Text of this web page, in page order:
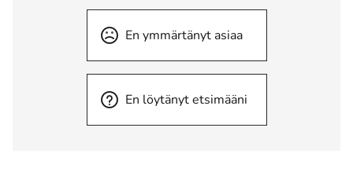
En ymmärtänyt asiaa
En löytänyt etsimääni